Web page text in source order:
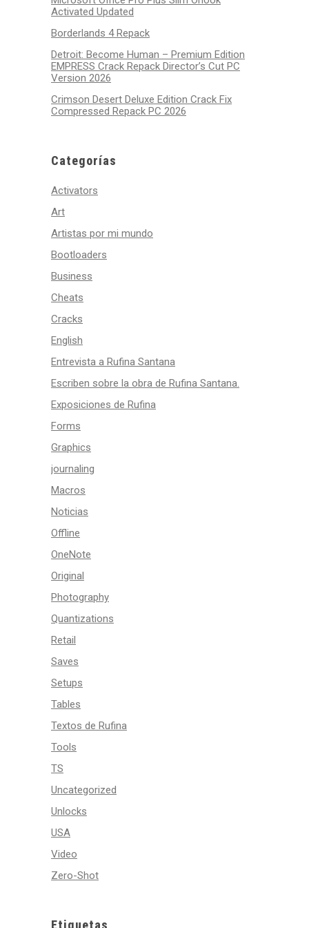
Activated Updated
Borderlands 4 Repack
Detroit: Become Human – Premium Edition
EMPRESS Crack Repack Director’s Cut PC
Version 2026
Crimson Desert Deluxe Edition Crack Fix
Compressed Repack PC 2026
Categorías
Activators
Art
Artistas por mi mundo
Bootloaders
Business
Cheats
Cracks
English
Entrevista a Rufina Santana
Escriben sobre la obra de Rufina Santana.
Exposiciones de Rufina
Forms
Graphics
journaling
Macros
Noticias
Offline
OneNote
Original
Photography
Quantizations
Retail
Saves
Setups
Tables
Textos de Rufina
Tools
TS
Uncategorized
Unlocks
USA
Video
Zero-Shot
Etiquetas